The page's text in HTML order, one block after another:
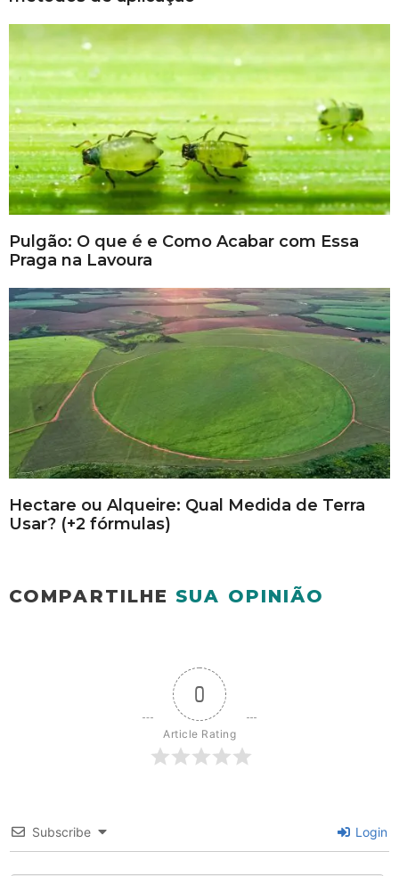
Pulgão: O que é e Como Acabar com Essa
Praga na Lavoura
Hectare ou Alqueire: Qual Medida de Terra
Usar? (+2 fórmulas)
COMPARTILHE SUA OPINIÃO
0
Article Rating
Subscribe Login